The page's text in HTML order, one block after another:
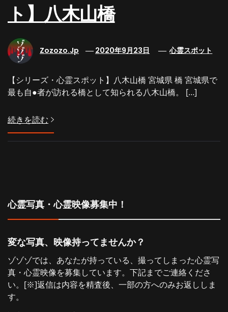
ト】八木山橋
Zozozo.jp 2020年9月23日 心霊スポット
【シリーズ・心霊スポット】八木山橋 宮城県 橋 宮城県で
最も自●者が訪れる橋として知られる八木山橋。 […]
続きを読む
心霊写真・心霊映像募集中！
変な写真、映像持ってませんか？
ゾゾゾでは、あなたが持っている、撮ってしまった心霊写
真・心霊映像を募集しています。下記までご連絡くださ
い。[※]返信は内容を精査後、一部の方へのみお返ししま
す。